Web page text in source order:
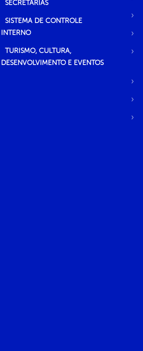
SECRETARIAS
SISTEMA DE CONTROLE
INTERNO
TURISMO, CULTURA,
DESENVOLVIMENTO E EVENTOS